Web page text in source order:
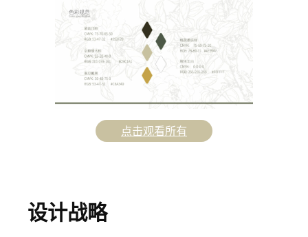
点击观看所有
设计战略